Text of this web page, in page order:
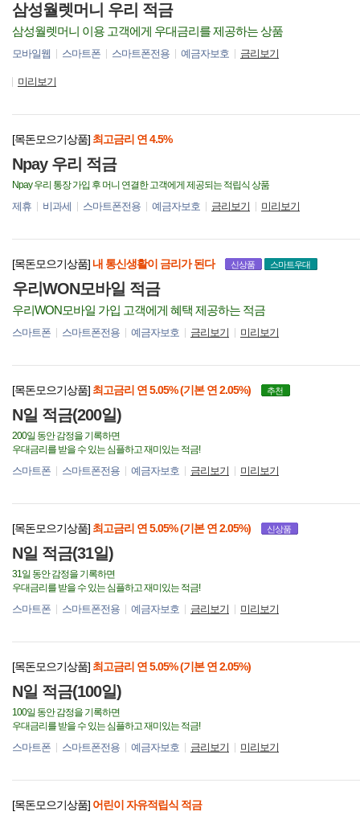
삼성월렛머니 우리 적금
삼성월렛머니 이용 고객에게 우대금리를 제공하는 상품
모바일웹 스마트폰 스마트폰전용 예금자보호 금리보기
미리보기
Npay 우리 적금
[목돈모으기상품] 최고금리 연 4.5%
Npay 우리 통장 가입 후 머니 연결한 고객에게 제공되는 적립식 상품
제휴 비과세 스마트폰전용 예금자보호 금리보기 미리보기
우리WON모바일 적금
[목돈모으기상품] 내 통신생활이 금리가 된다 신상품 스마트우대
우리WON모바일 가입 고객에게 혜택 제공하는 적금
스마트폰 스마트폰전용 예금자보호 금리보기 미리보기
N일 적금(200일)
[목돈모으기상품] 최고금리 연 5.05% (기본 연 2.05%) 추천
200일 동안 감정을 기록하면
우대금리를 받을 수 있는 심플하고 재미있는 적금!
스마트폰 스마트폰전용 예금자보호 금리보기 미리보기
N일 적금(31일)
[목돈모으기상품] 최고금리 연 5.05% (기본 연 2.05%) 신상품
31일 동안 감정을 기록하면
우대금리를 받을 수 있는 심플하고 재미있는 적금!
스마트폰 스마트폰전용 예금자보호 금리보기 미리보기
N일 적금(100일)
[목돈모으기상품] 최고금리 연 5.05% (기본 연 2.05%)
100일 동안 감정을 기록하면
우대금리를 받을 수 있는 심플하고 재미있는 적금!
스마트폰 스마트폰전용 예금자보호 금리보기 미리보기
[목돈모으기상품] 어린이 자유적립식 적금